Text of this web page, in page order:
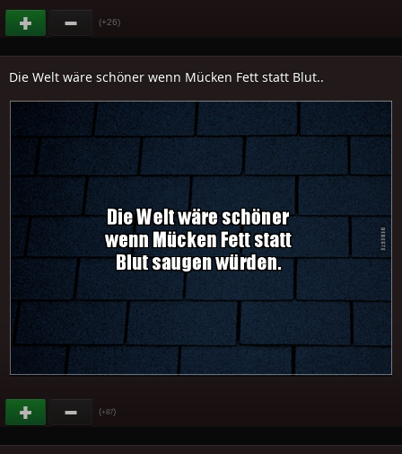
(+26)
Die Welt wäre schöner wenn Mücken Fett statt Blut..
(+87)